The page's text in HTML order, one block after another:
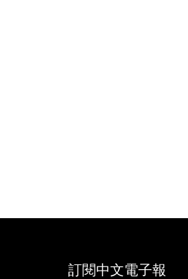
訂閱中文電子報